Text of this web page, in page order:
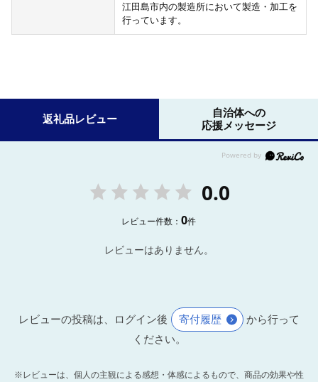
江田島市内の製造所において製造・加工を
行っています。
返礼品レビュー
自治体への
応援メッセージ
0.0
レビュー件数：0件
レビューはありません。
レビューの投稿は、ログイン後 寄付履歴
から行って
ください。
※レビューは、個人の主観による感想・体感によるもので、商品の効果や性